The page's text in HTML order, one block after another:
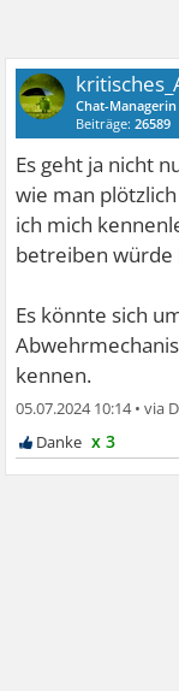
Chat-Managerin
Beiträge:26589
Es geht ja nicht
wie man
ich mich
betreiben würde
Es könnte sich
kennen.
05.07.2024 10:14•
x 3